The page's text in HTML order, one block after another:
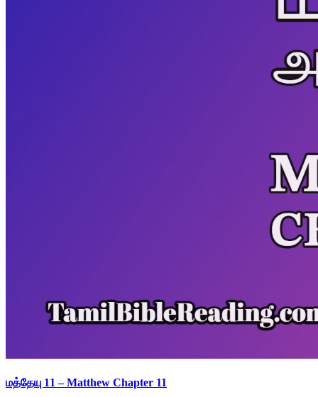
மத்தேயு 11 – Matthew Chapter 11